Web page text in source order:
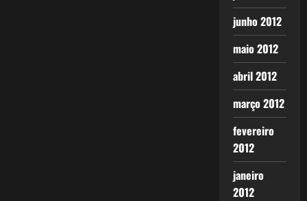
junho 2012
maio 2012
abril 2012
março 2012
fevereiro
2012
janeiro
2012